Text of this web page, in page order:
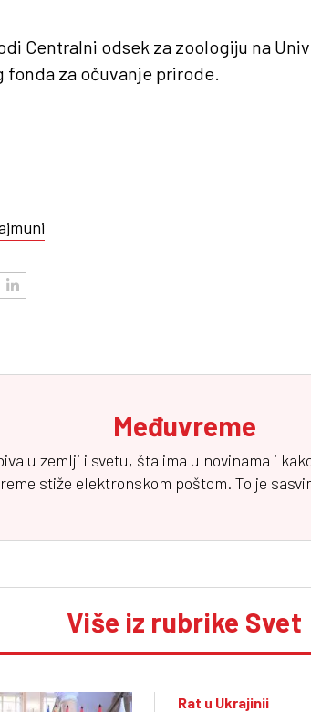
Centralni odsek za zoologiju na
fonda za očuvanje prirode.
Međuvreme
u zemlji i svetu, šta ima u novinama i
stiže elektronskom poštom. To je
Više iz rubrike Svet
Rat u Ukrajinii